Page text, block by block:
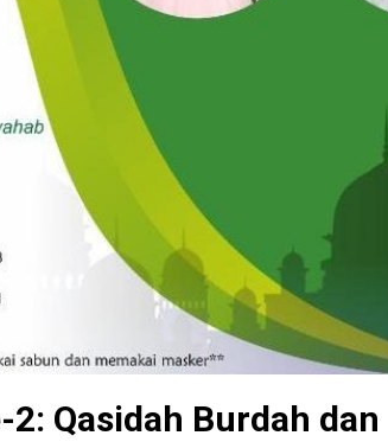
Qasidah Burdah dan